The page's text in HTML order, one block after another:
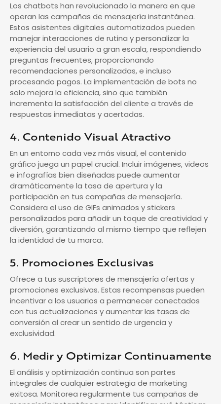
Los chatbots han revolucionado la manera en que
operan las campañas de mensajería instantánea.
Estos asistentes digitales automatizados pueden
manejar interacciones de rutina y personalizar la
experiencia del usuario a gran escala, respondiendo
preguntas frecuentes, proporcionando
recomendaciones personalizadas, e incluso
procesando pagos. La implementación de bots no
solo mejora la eficiencia, sino que también
incrementa la satisfacción del cliente a través de
respuestas inmediatas y acertadas.
4. Contenido Visual Atractivo
En un entorno cada vez más visual, el contenido
gráfico juega un papel crucial. Incluir imágenes, videos
e infografías bien diseñadas puede aumentar
dramáticamente la tasa de apertura y la
participación en tus campañas de mensajería.
Considera el uso de GIFs animados y stickers
personalizados para añadir un toque de creatividad y
diversión, garantizando al mismo tiempo que reflejen
la identidad de tu marca.
5. Promociones Exclusivas
Ofrece a tus suscriptores de mensajería ofertas y
promociones exclusivas. Estas recompensas pueden
incentivar a los usuarios a permanecer conectados
con tus actualizaciones y aumentar las tasas de
conversión al crear un sentido de urgencia y
exclusividad.
6. Medir y Optimizar Continuamente
El análisis y optimización continua son partes
integrales de cualquier estrategia de marketing
exitosa. Monitorea regularmente tus campañas de